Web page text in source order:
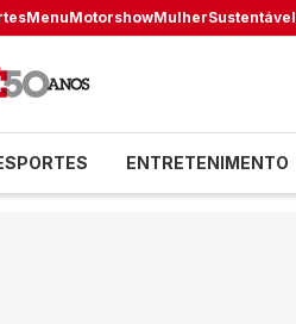
MenuMotorshowMulherSustentável
ENTRETENIMENTO